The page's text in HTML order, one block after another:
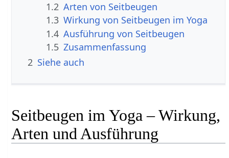
1.2 Arten von Seitbeugen
1.3 Wirkung von Seitbeugen im Yoga
1.4 Ausführung von Seitbeugen
1.5 Zusammenfassung
2 Siehe auch
Seitbeugen im Yoga – Wirkung,
Arten und Ausführung